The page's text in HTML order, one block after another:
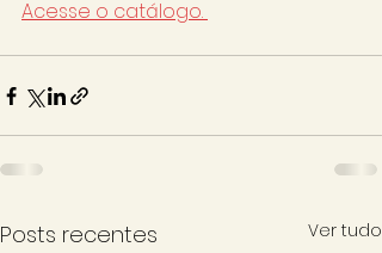
Acesse o catálogo.
Posts recentes Ver tudo